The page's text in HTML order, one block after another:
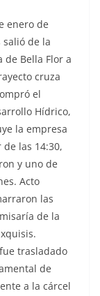
enero de
salió de la
Bella Flor a
cruza
el
Hídrico,
la empresa
las 14:30,
y uno de
Acto
las
de la
trasladado
de
a la cárcel